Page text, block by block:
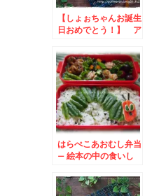
【しょぉちゃんお誕生
日おめでとう！】 ア
はらぺこあおむし弁当
– 絵本の中の食いし